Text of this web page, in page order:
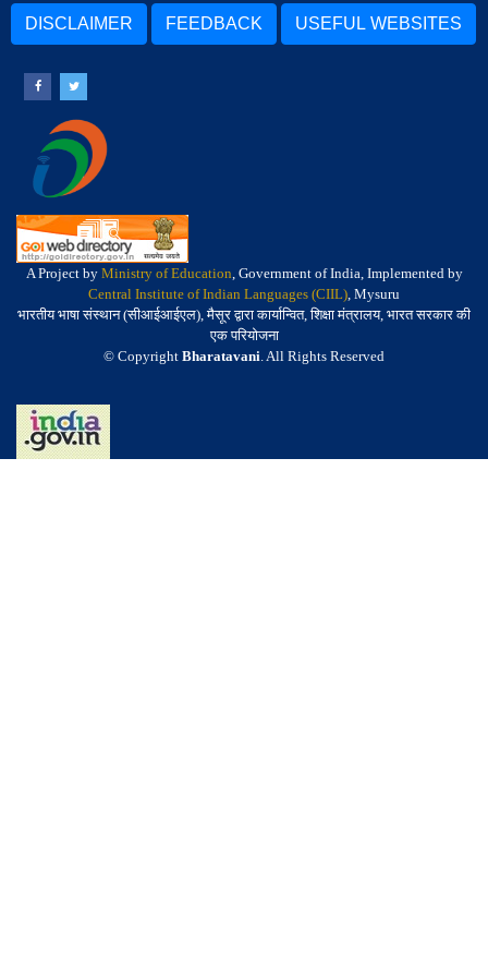
DISCLAIMER FEEDBACK USEFUL WEBSITES
A Project by Ministry of Education, Government of India, Implemented by
Central Institute of Indian Languages (CIIL), Mysuru
भारतीय भाषा संस्थान (सीआईआईएल), मैसूर द्वारा कार्यान्वित, शिक्षा मंत्रालय, भारत सरकार की
एक परियोजना
© Copyright Bharatavani. All Rights Reserved